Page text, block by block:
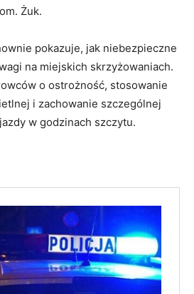
Żuk.
pokazuje, jak niebezpieczne
na miejskich skrzyżowaniach.
o ostrożność, stosowanie
i zachowanie szczególnej
w godzinach szczytu.